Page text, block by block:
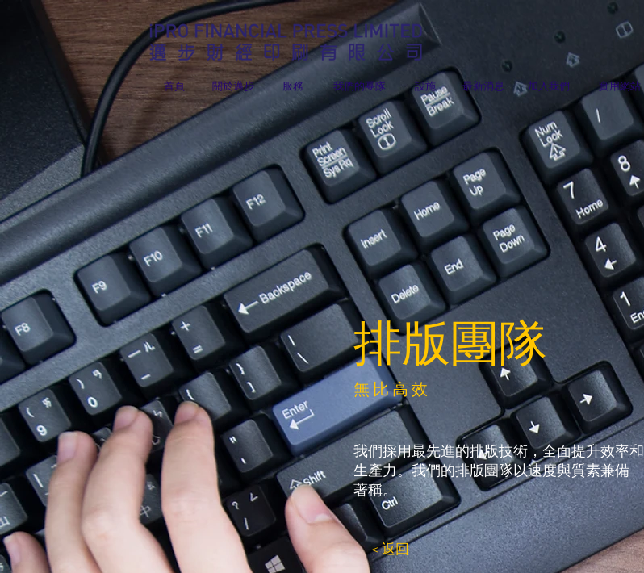
首頁 關於邁步 服務 我們的團隊 設施 最新消息 加入我們 實用網站
排版團隊
無比高效
我們採用最先進的排版技術，全面提升效率和
生產力。我們的排版團隊以速度與質素兼備
著稱。
< 返回